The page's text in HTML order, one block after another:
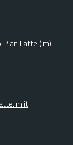
Latte (Im)